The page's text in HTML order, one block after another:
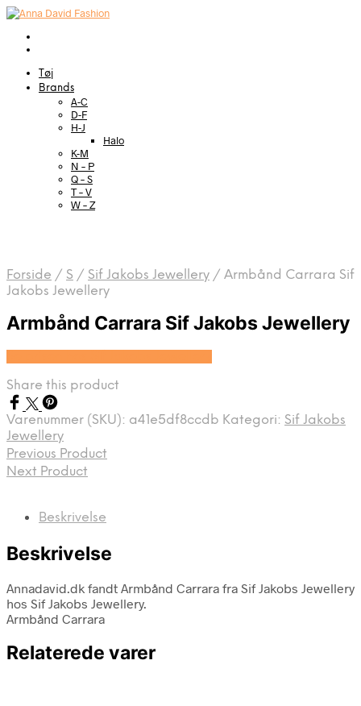
Tøj
Brands
A-C
D-F
H-J
Halo
K-M
N – P
Q – S
T – V
W – Z
Forside / S / Sif Jakobs Jewellery / Armbånd Carrara Sif
Jakobs Jewellery
Armbånd Carrara Sif Jakobs Jewellery
Share this product
Varenummer (SKU): a41e5df8ccdb Kategori: Sif Jakobs
Jewellery
Previous Product
Next Product
Beskrivelse
Beskrivelse
Annadavid.dk fandt Armbånd Carrara fra Sif Jakobs Jewellery
hos Sif Jakobs Jewellery.
Armbånd Carrara
Relaterede varer